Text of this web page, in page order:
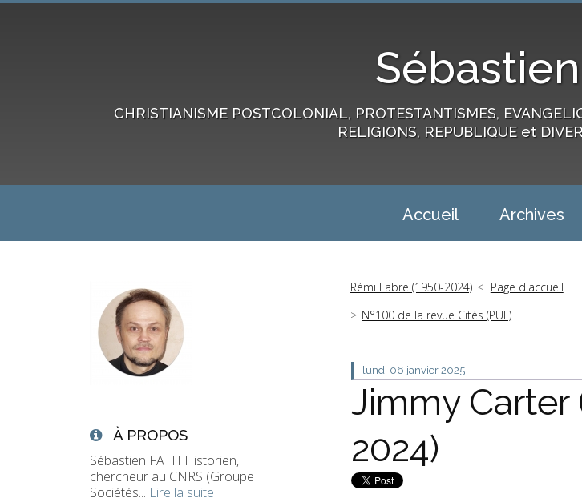
CHRISTIANISME POSTCOLONIAL, PROTESTANTISMES,
RELIGIONS, REPUBLIQUE et
Accueil Archives
À PROPOS
Sébastien FATH Historien,
chercheur au CNRS (Groupe
Sociétés... Lire la suite
Rémi Fabre (1950-2024)
Page d'accueil
N°100 de la revue Cités (PUF)
lundi 06 janvier 2025
Jimmy Carter
2024)